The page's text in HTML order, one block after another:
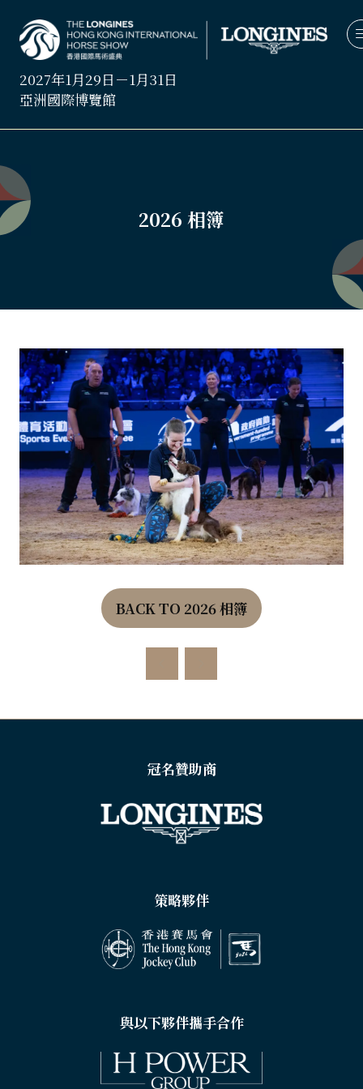
2027年1月29日－1月31日
亞洲國際博覽館
2026 相簿
BACK TO 2026 相簿
(OPENS
NEW
冠名贊助商
策略夥伴
與以下夥伴攜手合作